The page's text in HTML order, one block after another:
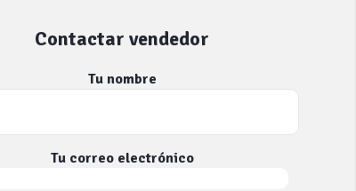
Contactar vendedor
Tu nombre
Tu correo electrónico